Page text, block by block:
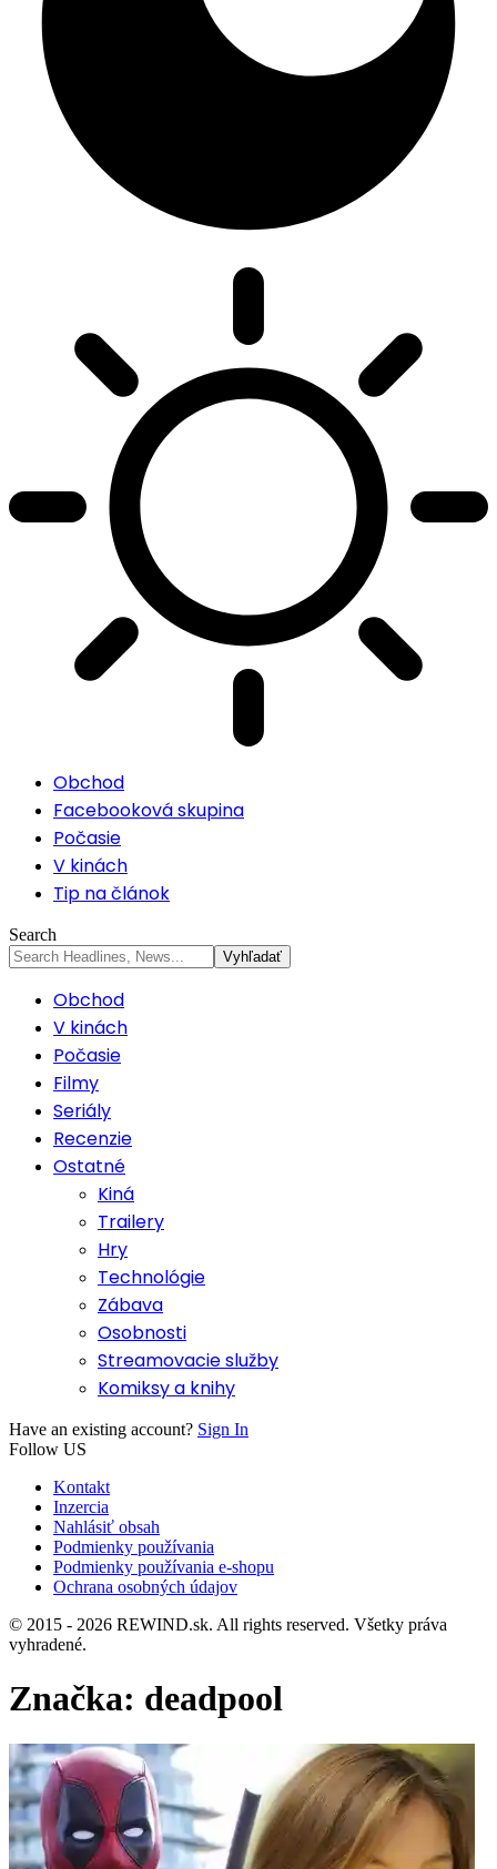
Obchod
Facebooková skupina
Počasie
V kinách
Tip na článok
Search
Obchod
V kinách
Počasie
Filmy
Seriály
Recenzie
Ostatné
Kiná
Trailery
Hry
Technológie
Zábava
Osobnosti
Streamovacie služby
Komiksy a knihy
Have an existing account? Sign In
Follow US
Kontakt
Inzercia
Nahlásiť obsah
Podmienky používania
Podmienky používania e-shopu
Ochrana osobných údajov
© 2015 - 2026 REWIND.sk. All rights reserved. Všetky práva
vyhradené.
Značka: deadpool